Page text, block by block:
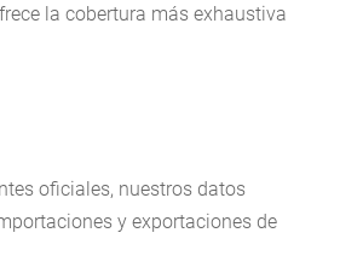
la cobertura más exhaustiva
oficiales, nuestros datos
y exportaciones de